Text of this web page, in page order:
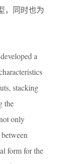
，同时也为
a
stacking
the
only
form for the